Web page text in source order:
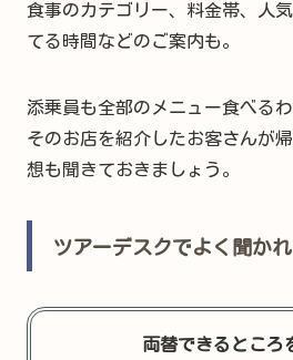
食事のカテゴリー、料金帯、人
てる時間などのご案内も。
添乗員も全部のメニュー食べる
そのお店を紹介したお客さんが
想も聞きておきましょう。
ツアーデスクでよく聞か
両替できるところ